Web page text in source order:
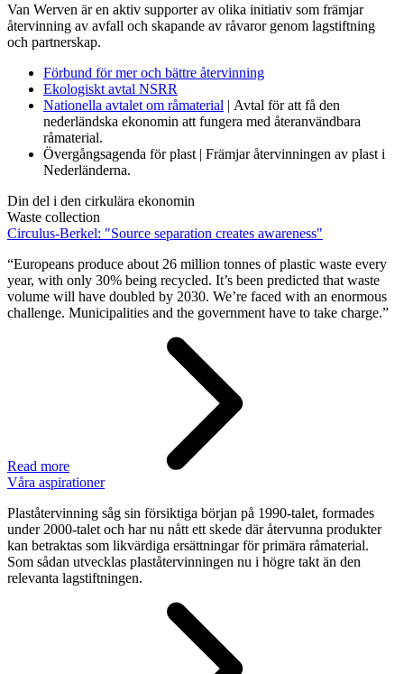
Van Werven är en aktiv supporter av olika initiativ som främjar
återvinning av avfall och skapande av råvaror genom lagstiftning
och partnerskap.
Förbund för mer och bättre återvinning
Ekologiskt avtal NSRR
Nationella avtalet om råmaterial | Avtal för att få den
nederländska ekonomin att fungera med återanvändbara
råmaterial.
Övergångsagenda för plast | Främjar återvinningen av plast i
Nederländerna.
Din del i den cirkulära ekonomin
Waste collection
Circulus-Berkel: "Source separation creates awareness"
“Europeans produce about 26 million tonnes of plastic waste every
year, with only 30% being recycled. It’s been predicted that waste
volume will have doubled by 2030. We’re faced with an enormous
challenge. Municipalities and the government have to take charge.”
Read more
Våra aspirationer
Plaståtervinning såg sin försiktiga början på 1990-talet, formades
under 2000-talet och har nu nått ett skede där återvunna produkter
kan betraktas som likvärdiga ersättningar för primära råmaterial.
Som sådan utvecklas plaståtervinningen nu i högre takt än den
relevanta lagstiftningen.